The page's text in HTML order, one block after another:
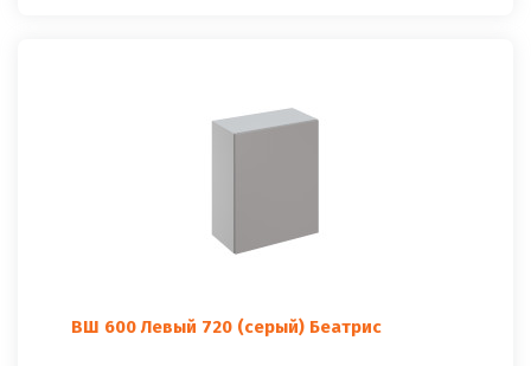
ВШ 600 Левый 720 (серый) Беатрис